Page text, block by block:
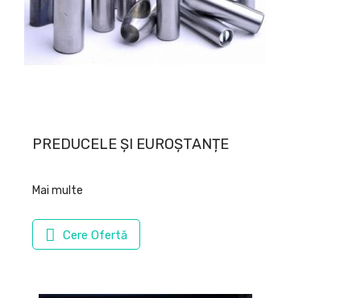
PREDUCELE ȘI EUROȘTANȚE
Mai multe
Cere Ofertă